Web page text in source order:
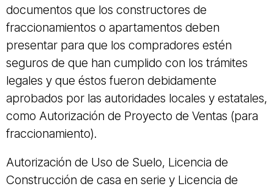
documentos que los constructores de
fraccionamientos o apartamentos deben
presentar para que los compradores estén
seguros de que han cumplido con los trámites
legales y que éstos fueron debidamente
aprobados por las autoridades locales y estatales,
como Autorización de Proyecto de Ventas (para
fraccionamiento).
Autorización de Uso de Suelo, Licencia de
Construcción de casa en serie y Licencia de